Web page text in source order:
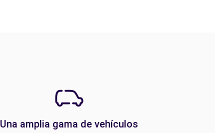
Una amplia gama de vehículos